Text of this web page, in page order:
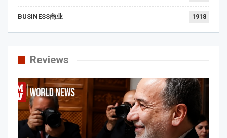
BUSINESS商业 1918
Reviews